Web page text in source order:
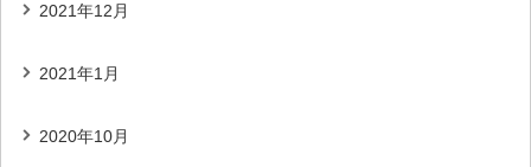
2021年12月
2021年1月
2020年10月